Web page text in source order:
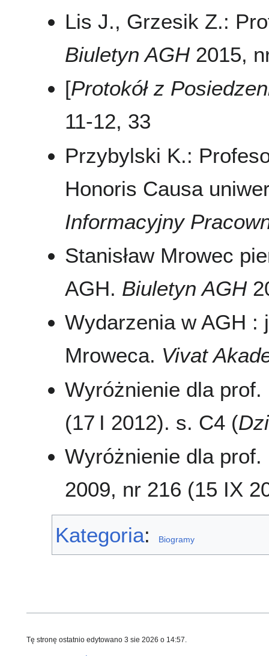
Lis J., Grzesik Z.:
Biuletyn AGH2015,
[Protokół z
11-12, 33
Przybylski K.:
Honoris Causa
Informacyjny
Stanisław Mrowec
AGH. Biuletyn AGH
Wydarzenia w AGH :
Mroweca. Vivat
Wyróżnienie dla
(17 I 2012). s. C4 (
Wyróżnienie dla
2009, nr 216 (15 IX
Kategoria: Biogramy
Tę stronę ostatnio edytowano 3 sie 2026 o 14:57.